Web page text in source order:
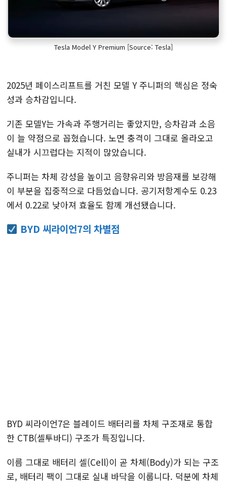
Tesla Model Y Premium [Source: Tesla]
2025년 페이스리프트를 거친 모델 Y 주니퍼의 핵심은 정숙
성과 승차감입니다.
기존 모델Y는 가속과 주행거리는 좋았지만, 승차감과 소음
이 늘 약점으로 꼽혔습니다. 노면 충격이 그대로 올라오고
실내가 시끄럽다는 지적이 많았습니다.
주니퍼는 차체 강성을 높이고 음향유리와 방음재를 보강해
이 부분을 집중적으로 다듬었습니다. 공기저항계수도 0.23
에서 0.22로 낮아져 효율도 함께 개선됐습니다.
BYD 씨라이언7의 차별점
BYD 씨라이언7은 블레이드 배터리를 차체 구조재로 통합
한 CTB(셀투바디) 구조가 특징입니다.
이름 그대로 배터리 셀(Cell)이 곧 차체(Body)가 되는 구조
로, 배터리 팩이 그대로 실내 바닥을 이룹니다. 덕분에 차체